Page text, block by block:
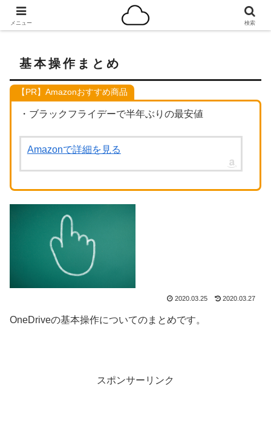
千里の道も一歩から
基本操作まとめ
【PR】Amazonおすすめ商品
・ブラックフライデーで半年ぶりの最安値
Amazonで詳細を見る
2020.03.25 2020.03.27
OneDriveの基本操作についてのまとめです。
スポンサーリンク
メニュー 検索